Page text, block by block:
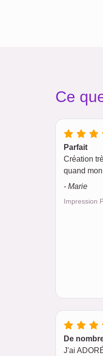
Ce
Parfait
Création
quand
- Marie
Impression
De
J'ai